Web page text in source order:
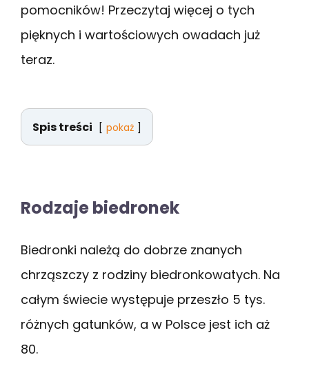
pomocników! Przeczytaj więcej o tych
pięknych i wartościowych owadach już
teraz.
Spis treści pokaż
Rodzaje biedronek
Biedronki należą do dobrze znanych
chrząszczy z rodziny biedronkowatych. Na
całym świecie występuje przeszło 5 tys.
różnych gatunków, a w Polsce jest ich aż
80.